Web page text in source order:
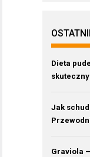
Dieta
Jak
Graviola